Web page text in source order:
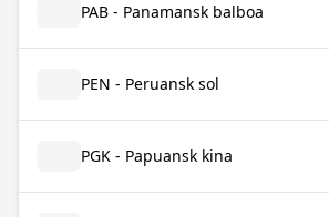
PAB - Panamansk balboa
PEN - Peruansk sol
PGK - Papuansk kina